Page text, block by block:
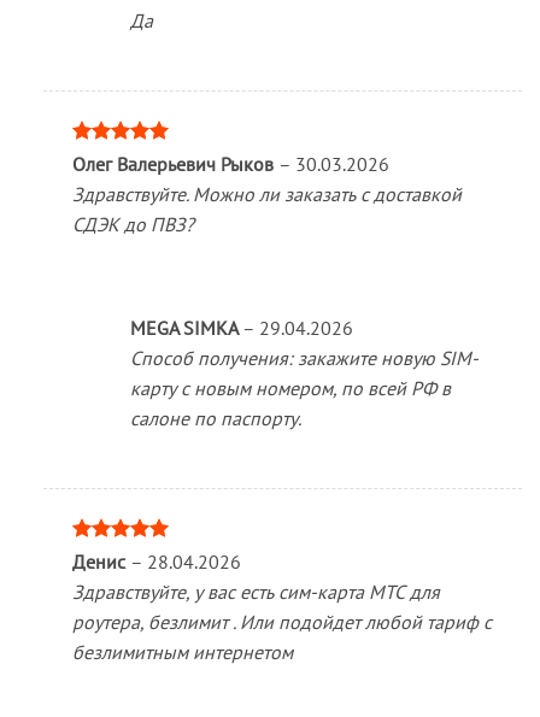
Да
Оценка5
Олег Валерьевич Рыков – 30.03.2026
Здравствуйте. Можно ли заказать с доставкой
СДЭК до ПВЗ?
MEGA SIMKA – 29.04.2026
Способ получения: закажите новую SIM-
карту с новым номером, по всей РФ в
салоне по паспорту.
Оценка
5
из 5
Денис – 28.04.2026
Здравствуйте, у вас есть сим-карта МТС для
роутера, безлимит . Или подойдет любой тариф с
безлимитным интернетом